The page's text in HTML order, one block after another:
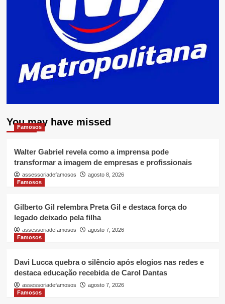
You may have missed
Famosos
Walter Gabriel revela como a imprensa pode
transformar a imagem de empresas e profissionais
assessoriadefamosos
agosto 8, 2026
Famosos
Gilberto Gil relembra Preta Gil e destaca força do
legado deixado pela filha
assessoriadefamosos
agosto 7, 2026
Famosos
Davi Lucca quebra o silêncio após elogios nas redes e
destaca educação recebida de Carol Dantas
assessoriadefamosos
agosto 7, 2026
Famosos